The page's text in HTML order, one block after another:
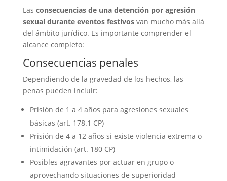
Las consecuencias de una detención por agresión
sexual durante eventos festivosvan mucho más allá
del ámbito jurídico. Es importante comprender el
alcance completo:
Consecuencias penales
Dependiendo de la gravedad de los hechos, las
penas pueden incluir:
Prisión de 1 a 4 años para agresiones sexuales
básicas (art. 178.1 CP)
Prisión de 4 a 12 años si existe violencia extrema o
intimidación (art. 180 CP)
Posibles agravantes por actuar en grupo o
aprovechando situaciones de superioridad